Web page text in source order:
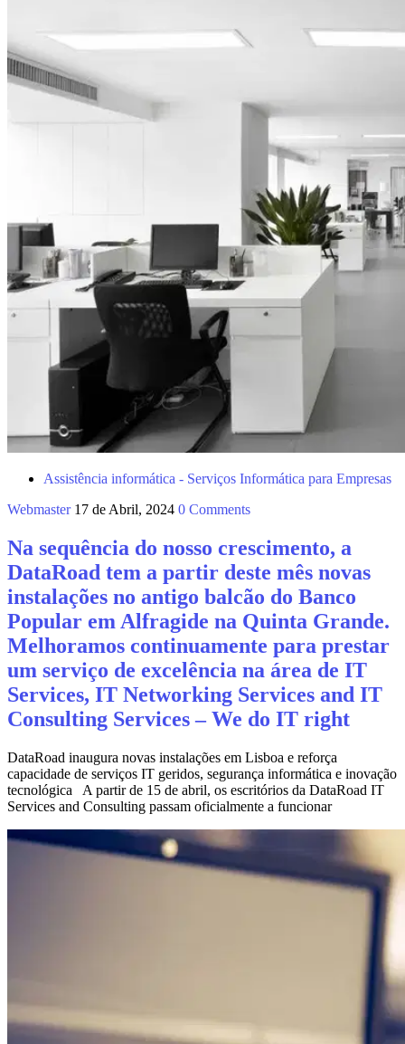
Assistência informática - Serviços Informática para Empresas
Webmaster 17 de Abril, 2024 0 Comments
Na sequência do nosso crescimento, a
DataRoad tem a partir deste mês novas
instalações no antigo balcão do Banco
Popular em Alfragide na Quinta Grande.
Melhoramos continuamente para prestar
um serviço de excelência na área de IT
Services, IT Networking Services and IT
Consulting Services – We do IT right
DataRoad inaugura novas instalações em Lisboa e reforça
capacidade de serviços IT geridos, segurança informática e inovação
tecnológica A partir de 15 de abril, os escritórios da DataRoad IT
Services and Consulting passam oficialmente a funcionar